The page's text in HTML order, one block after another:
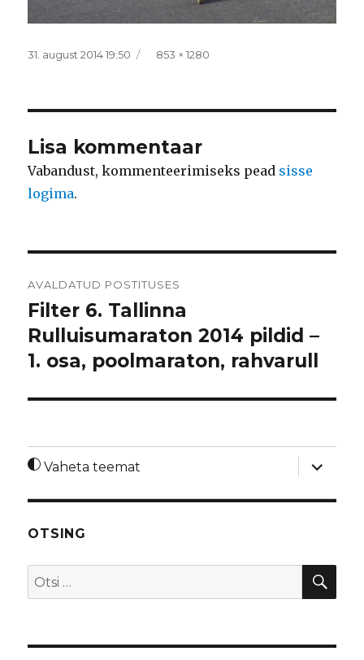
Postitatud
31. august 2014 19:50 Täissuurus
853 × 1280
Lisa kommentaar
Vabandust, kommenteerimiseks pead sisse
logima.
AVALDATUD POSTITUSES
Filter 6. Tallinna
Rulluisumaraton 2014 pildid –
1. osa, poolmaraton, rahvarull
Vaheta teemat
laienda
OTSING
Otsi: